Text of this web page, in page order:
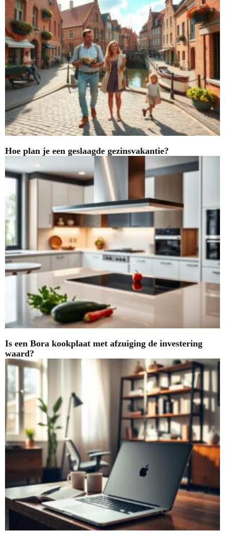
Hoe plan je een geslaagde gezinsvakantie?
Is een Bora kookplaat met afzuiging de investering
waard?